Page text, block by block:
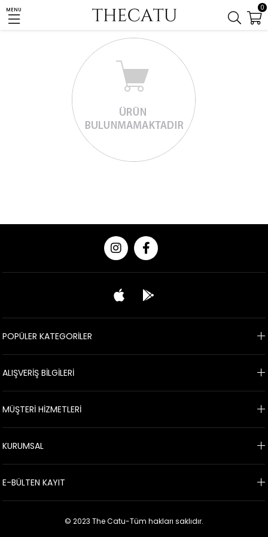
MENU 0
POPÜLER KATEGORİLER
ALIŞVERİŞ BİLGİLERİ
MÜŞTERİ HİZMETLERİ
KURUMSAL
E-BÜLTEN KAYIT
© 2023 The Catu-Tüm hakları saklıdır.